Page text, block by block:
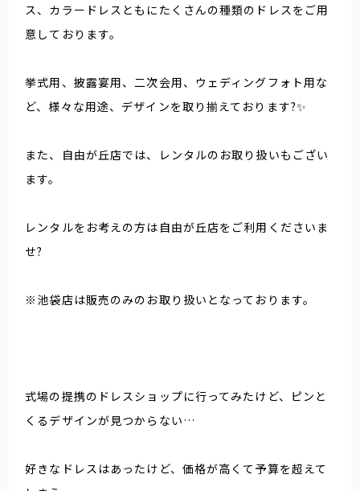
ス、カラードレスともにたくさんの種類のドレスをご用
意しております。
挙式用、披露宴用、二次会用、ウェディングフォト用な
ど、様々な用途、デザインを取り揃えております?✨
また、自由が丘店では、レンタルのお取り扱いもござい
ます。
レンタルをお考えの方は自由が丘店をご利用くださいま
せ?
※池袋店は販売のみのお取り扱いとなっております。
式場の提携のドレスショップに行ってみたけど、ピンと
くるデザインが見つからない…
好きなドレスはあったけど、価格が高くて予算を超えて